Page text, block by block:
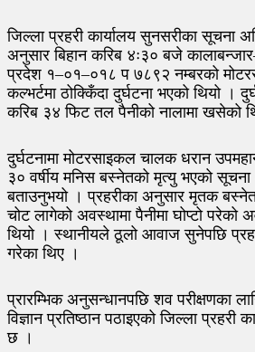
जिल्ला प्रहरी कार्यालय सुनसरीका सूचना
अनुसार बिहान करिब ४ः३० बजे
प्रदेश १–०१–०१८ प ७८९२ नम्बरको
कल्भर्टमा ठोक्किँदा दुर्घटना भएको थियो ।
करिब ३४ फिट तल पैनीको नालामा खसेको
दुर्घटनामा मोटरसाइकल चालक धरान
३० वर्षीय मनिस बस्नेतको मृत्यु भएको
बताउनुभयो । प्रहरीका अनुसार मृतक
चोट लागेको अवस्थामा पैनीमा घोप्टो परेको
थियो । स्थानीयले ठूलो आवाज सुनेपछि
गरेका थिए ।
प्रारम्भिक अनुसन्धानपछि शव परीक्षणका
विज्ञान प्रतिष्ठान पठाइएको जिल्ला प्रहरी
छ ।